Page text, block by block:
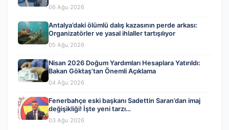
06 Ağu 2026
Antalya’daki ölümlü dalış kazasının perde arkası:
Organizatörler ve yasal ihlaller tartışılıyor
05 Ağu 2026
Nisan 2026 Doğum Yardımları Hesaplara Yatırıldı:
Bakan Göktaş’tan Önemli Açıklama
04 Ağu 2026
Fenerbahçe eski başkanı Sadettin Saran’dan imaj
değişikliği! İşte yeni tarzı…
03 Ağu 2026